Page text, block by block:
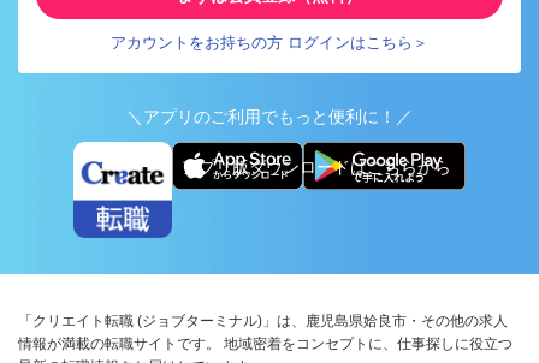
アカウントをお持ちの方 ログインはこちら＞
＼アプリのご利用でもっと便利に！／
アプリ版ダウンロードはこちらから
「クリエイト転職 (ジョブターミナル)」は、鹿児島県姶良市・その他の求人
情報が満載の転職サイトです。 地域密着をコンセプトに、仕事探しに役立つ